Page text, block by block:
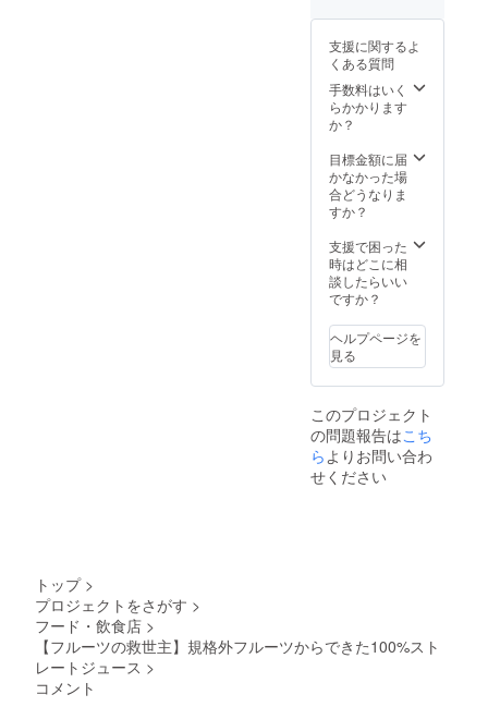
み（100
ズ）の
価格で
す。 ※
製造工
より出
荷時期
が遅れ
いま
す。 ※
賞味期
限：
ス製造
から2年
間
ン（ロ
9.0oz /
コット
ン
60%、
ポリエ
40% ※
長野県
産りん
ご（ふ
汁100%
使用
（スト
レー
デザイ
ン・仕
様は一
部変更
可能性
がござ
いま
す。 ※
送料込
より出
支援に関するよ
くある質問
手数料はいく
らかかります
か？
目標金額に届
かなかった場
合どうなりま
すか？
支援で困った
時はどこに相
談したらいい
ですか？
ヘルプページを
見る
このプロジェクト
の問題報告はこち
ら よりお問い合わ
せください
トップ >
プロジェクトをさがす >
フード・飲食店 >
【フルーツの救世主】規格外フルーツからできた100%スト
レートジュース >
コメント